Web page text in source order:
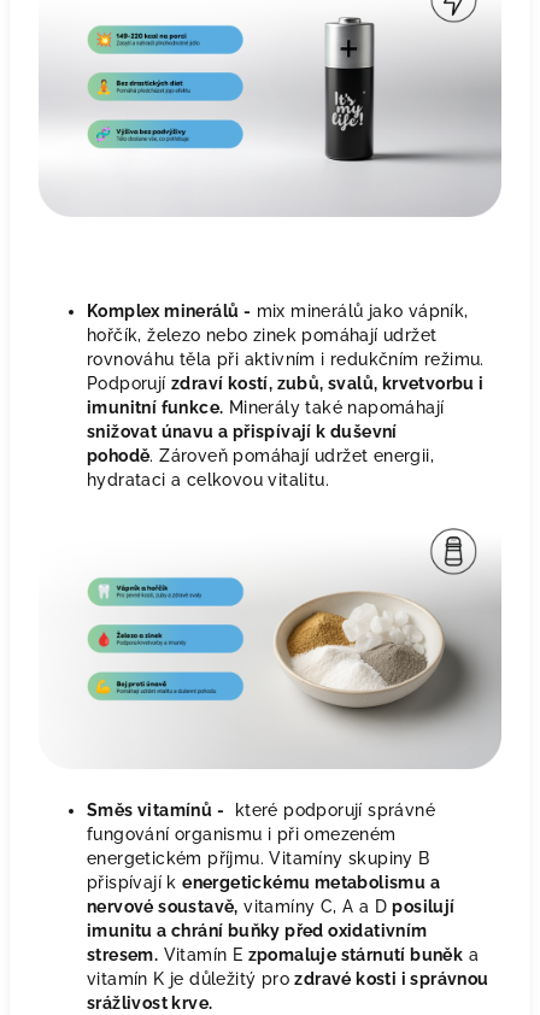
Komplex minerálů - mix minerálů jako vápník,
hořčík, železo nebo zinek pomáhají udržet
rovnováhu těla při aktivním i redukčním režimu.
Podporujízdraví kostí, zubů, svalů, krvetvorbu i
imunitní funkce. Minerály také napomáhají
snižovat únavu a přispívají k duševní
pohodě. Zároveň pomáhají udržet energii,
hydrataci a celkovou vitalitu.
Směs vitamínů -
které podporují správné
fungování organismu i při omezeném
energetickém příjmu. Vitamíny skupiny B
přispívají kenergetickému metabolismu a
nervové soustavě, vitamíny C, A a Dposilují
imunitu a chrání buňky před oxidativním
stresem. Vitamín E zpomaluje stárnutí buněk a
vitamín K je důležitý prozdravé kosti i správnou
srážlivost krve.